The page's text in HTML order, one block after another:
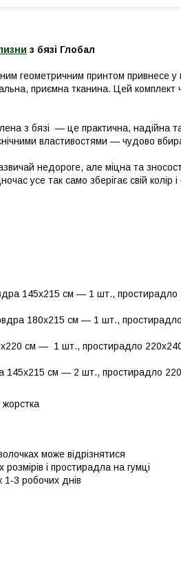
з бязі Глобал
геометричним принтом
приємна тканина. Цей
з бязі — це практична, надійна
властивостями — чудово
недороге, але міцна та
усе так само зберігає свій колір
145х215 см — 1 шт.,
180х215 см — 1 шт.,
см — 1 шт., простирадло
145х215 см — 2 шт., простирадло
може відрізнятися
і простирадла на гумці
3 робочих днів